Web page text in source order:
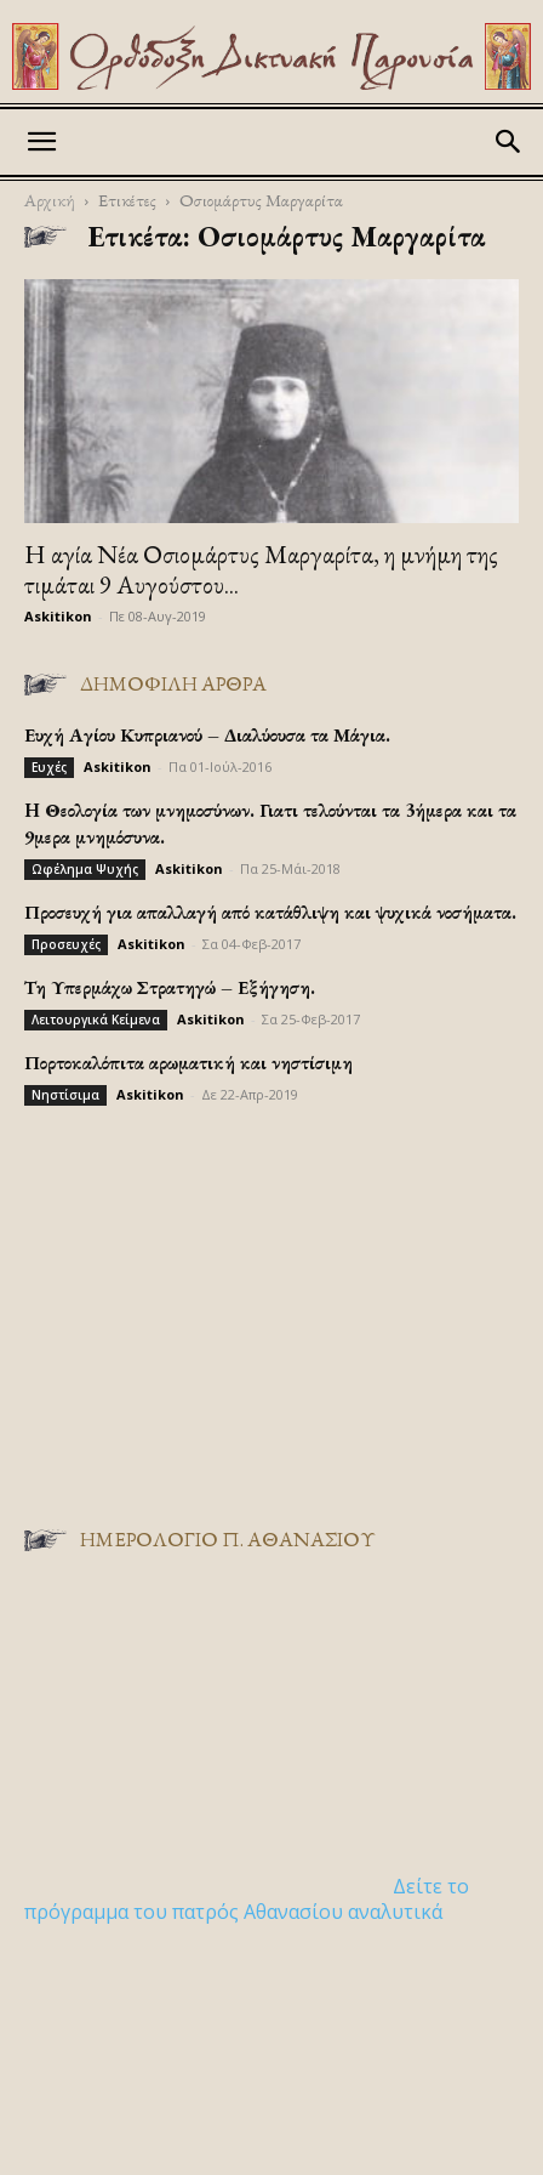
Αρχική Ετικέτες Οσιομάρτυς Μαργαρίτα
Ετικέτα: Οσιομάρτυς Μαργαρίτα
Η αγία Νέα Οσιομάρτυς Μαργαρίτα, η μνήμη της
τιμάται 9 Αυγούστου...
Askitikon Πε 08-Αυγ-2019
ΔΗΜΟΦΙΛΗ ΑΡΘΡΑ
Ευχή Αγίου Κυπριανού – Διαλύουσα τα Μάγια.
Ευχές Askitikon Πα 01-Ιούλ-2016
H Θεολογία των μνημοσύνων. Γιατι τελούνται τα 3ήμερα και τα
9μερα μνημόσυνα.
Ωφέλημα Ψυχής Askitikon Πα 25-Μάι-2018
Προσευχή για απαλλαγή από κατάθλιψη και ψυχικά νοσήματα.
Προσευχές Askitikon Σα 04-Φεβ-2017
Τη Υπερμάχω Στρατηγώ – Εξήγηση.
Λειτουργικά Κείμενα Askitikon Σα 25-Φεβ-2017
Πορτοκαλόπιτα αρωματική και νηστίσιμη
Νηστίσιμα Askitikon Δε 22-Απρ-2019
ΗΜΕΡΟΛΟΓΙΟ Π. ΑΘΑΝΑΣΙΟΥ
Δείτε το
πρόγραμμα του πατρός Αθανασίου αναλυτικά